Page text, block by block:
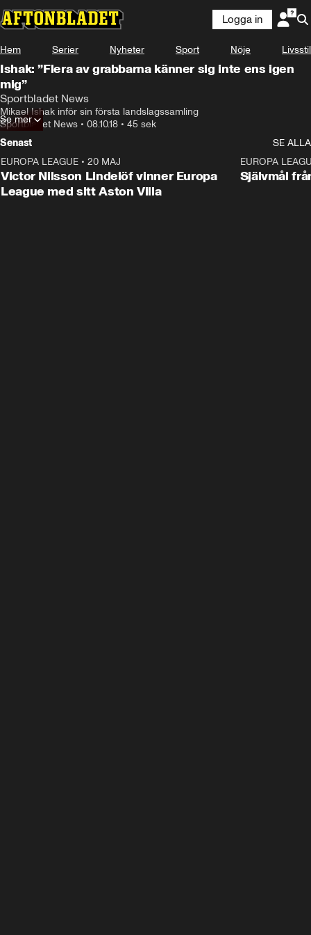
Logga in
Hem Serier Nyheter Sport Nöje Livsstil
Ishak: ”Flera av grabbarna känner sig inte ens igen
mig”
Sportbladet News
Mikael Ishak inför sin första landslagssamling
Sportbladet News • 08.10.18 • 45 sek
Se mer
Senast
SE ALLA
EUROPA LEAGUE • 20 MAJ
Victor Nilsson Lindelöf vinner Europa
League med sitt Aston Villa
EUROPA
Självmål